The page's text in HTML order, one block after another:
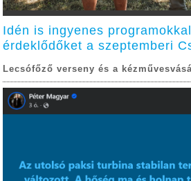
Idén is ingyenes
érdeklődőket a szeptemberi
Lecsófőző verseny és a